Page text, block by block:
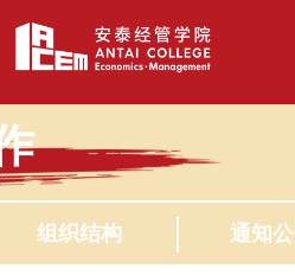
组织结构 通知